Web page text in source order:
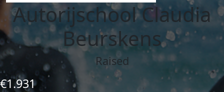
Autorijschool Claudia
Beurskens
Raised
€1.931